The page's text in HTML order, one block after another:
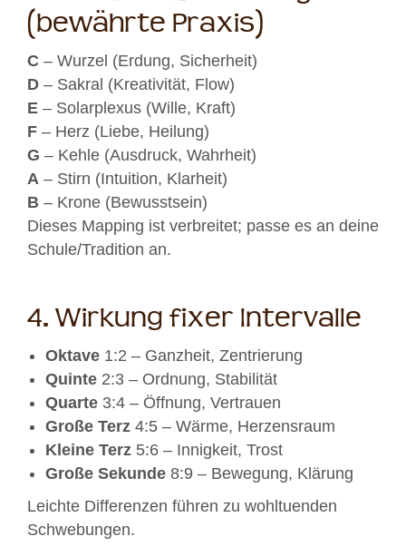
(bewährte Praxis)
C – Wurzel (Erdung, Sicherheit)
D – Sakral (Kreativität, Flow)
E – Solarplexus (Wille, Kraft)
F – Herz (Liebe, Heilung)
G – Kehle (Ausdruck, Wahrheit)
A – Stirn (Intuition, Klarheit)
B – Krone (Bewusstsein)
Dieses Mapping ist verbreitet; passe es an deine
Schule/Tradition an.
4. Wirkung fixer Intervalle
Oktave 1:2 – Ganzheit, Zentrierung
Quinte 2:3 – Ordnung, Stabilität
Quarte 3:4 – Öffnung, Vertrauen
Große Terz 4:5 – Wärme, Herzensraum
Kleine Terz 5:6 – Innigkeit, Trost
Große Sekunde 8:9 – Bewegung, Klärung
Leichte Differenzen führen zu wohltuenden
Schwebungen.